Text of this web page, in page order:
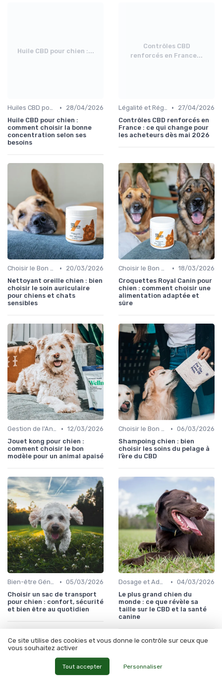
Huile CBD pour chien :...
Huiles CBD pour Chiens •
28/04/2026
Huile CBD pour chien :
comment choisir la bonne
concentration selon ses
besoins
Contrôles CBD
renforcés en France...
Légalité et Réglementations du CBD pour Chiens •
27/04/2026
Contrôles CBD renforcés en
France : ce qui change pour
les acheteurs dès mai 2026
Choisir le Bon Produit pour Chiens •
20/03/2026
Nettoyant oreille chien : bien
choisir le soin auriculaire
pour chiens et chats
sensibles
Choisir le Bon Produit pour Chiens • 18/03/2026
Croquettes Royal Canin pour
chien : comment choisir une
alimentation adaptée et
sûre
Gestion de l'Anxiété chez le Chien • 12/03/2026
Jouet kong pour chien :
comment choisir le bon
modèle pour un animal apaisé
Choisir le Bon Produit pour Chiens • 06/03/2026
Shampoing chien : bien
choisir les soins du pelage à
l’ère du CBD
Bien-être Général du Chien • 05/03/2026
Choisir un sac de transport
pour chien : confort, sécurité
et bien être au quotidien
Dosage et Administration pour Chiens • 04/03/2026
Le plus grand chien du
monde : ce que révèle sa
taille sur le CBD et la santé
canine
Les articles par date
Ce site utilise des cookies et vous donne le contrôle sur ceux que
vous souhaitez activer
Tout accepter Personnaliser